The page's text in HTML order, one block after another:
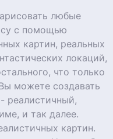
любые
с помощью
картин, реальных
локаций,
что только
можете создавать
реалистичный,
и так далее.
картин.